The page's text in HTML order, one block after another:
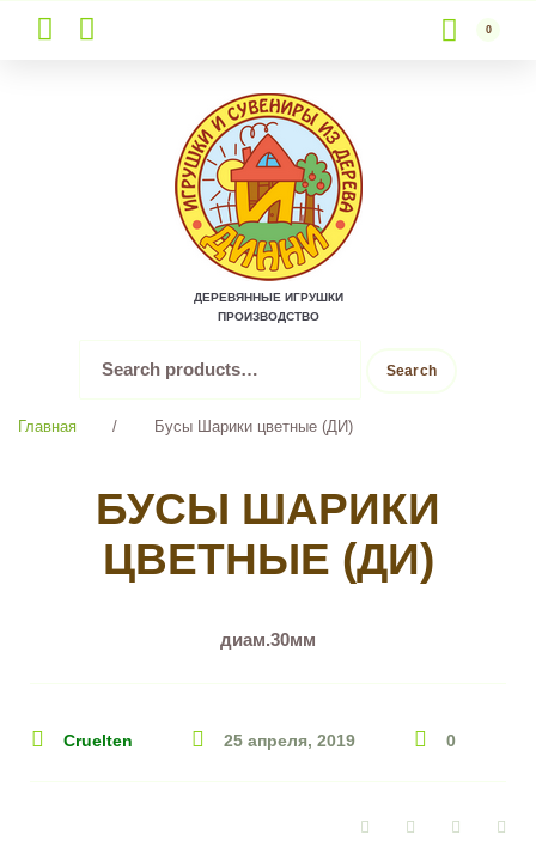
to
content
0
ДЕРЕВЯННЫЕ ИГРУШКИ
ПРОИЗВОДСТВО
for:
Search
Главная / Бусы Шарики цветные (ДИ)
БУСЫ ШАРИКИ
ЦВЕТНЫЕ (ДИ)
диам.30мм
Cruelten 25 апреля, 2019 0
FacebookTwitter Google+